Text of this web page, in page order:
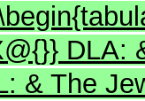
DLA:
& The